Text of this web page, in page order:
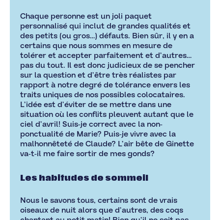
Chaque personne est un joli paquet
personnalisé qui inclut de grandes qualités et
des petits (ou gros…) défauts. Bien sûr, il y en a
certains que nous sommes en mesure de
tolérer et accepter parfaitement et d’autres…
pas du tout. Il est donc judicieux de se pencher
sur la question et d’être très réalistes par
rapport à notre degré de tolérance envers les
traits uniques de nos possibles colocataires.
L’idée est d’éviter de se mettre dans une
situation où les conflits pleuvent autant que le
ciel d’avril! Suis-je correct avec la non-
ponctualité de Marie? Puis-je vivre avec la
malhonnêteté de Claude? L’air bête de Ginette
va-t-il me faire sortir de mes gonds?
Les habitudes de sommeil
Nous le savons tous, certains sont de vrais
oiseaux de nuit alors que d’autres, des coqs